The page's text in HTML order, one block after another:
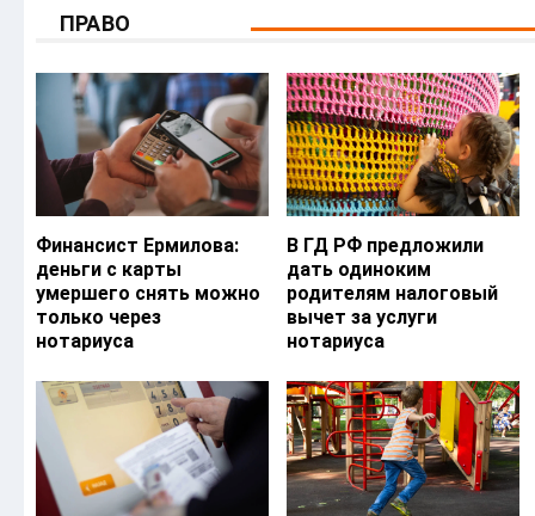
ПРАВО
Финансист Ермилова:
деньги с карты
умершего снять можно
только через
нотариуса
В ГД РФ предложили
дать одиноким
родителям налоговый
вычет за услуги
нотариуса